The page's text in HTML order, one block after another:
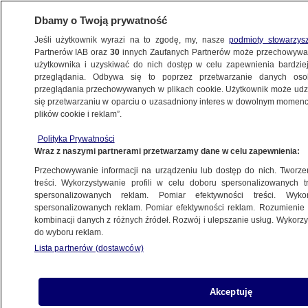
RZESZÓW
makabrycznego odkrycia w Lutoryżu
Oprac.Martyna Sokołowska
15.06.2026, 11:17
Posłuchaj artykułu
Czyta lektor AI
Dbamy o Twoją prywatność
Jeśli użytkownik wyrazi na to zgodę, my, naszepodmioty
Partnerów IAB oraz30 innych Zaufanych Partnerów może
użytkownika i uzyskiwać do nich dostęp w celu zapewnienia
przeglądania. Odbywa się to poprzez przetwarzanie danych
przeglądania przechowywanych w plikach cookie. Użytkownik może
się przetwarzaniu w oparciu o uzasadniony interes w dowolnym
plików cookie i reklam”.
Polityka Prywatności
Wraz z naszymi partnerami przetwarzamy dane w celu zapewnienia:
Przechowywanie informacji na urządzeniu lub dostęp do nich.
treści. Wykorzystywanie profili w celu doboru spersonalizowanych
spersonalizowanych reklam. Pomiar efektywności treści.
spersonalizowanych reklam. Pomiar efektywności reklam.
kombinacji danych z różnych źródeł. Rozwój i ulepszanie usług.
do wyboru reklam.
Lista partnerów (dostawców)
Akceptuję